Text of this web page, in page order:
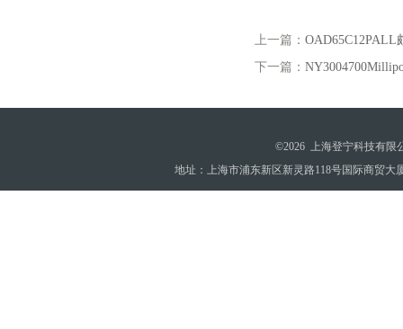
上一篇： OAD65C12PALL
下一篇：
©2026 上海登宁科技有限
地址：上海市浦东新区新灵路118号国际商贸大